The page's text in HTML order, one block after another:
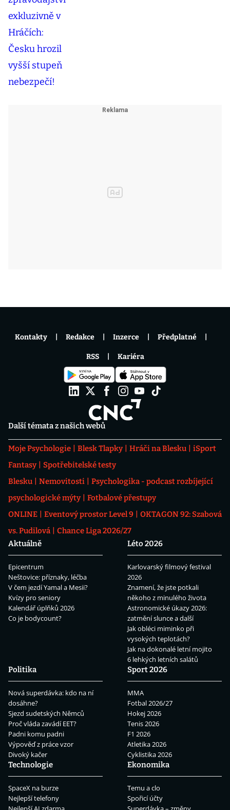
Další témata z našich webů
Moje Psychologie Blesk Tlapky Hráči na Blesku
iSport
Fantasy
Spotřebitelské testy
Blesku
Nemovitosti
Psychologika - podcast rozbíjející
psychologické mýty
Fotbalové přestupy
ONLINE
Eventový prostor Level 9
OKTAGON 92: Szabová
vs. Pudilová
Chance Liga 2026/27
Aktuálně
Epicentrum
Neštovice: příznaky, léčba
V čem jezdí Yamal a Mesii?
Kvízy pro seniory
Kalendář úplňků 2026
Co je bodycount?
Léto 2026
Karlovarský filmový festival
2026
Znamení, že jste potkali
někoho z minulého života
Astronomické úkazy 2026:
zatmění slunce a další
Jak obléci miminko při
vysokých teplotách?
Jak na dokonalé letní mojito
6 lehkých letních salátů
Politika
Nová superdávka: kdo na ní
dosáhne?
Sjezd sudetských Němců
Proč vláda zavádí EET?
Padni komu padni
Výpověď z práce vzor
Divoký kačer
Sport 2026
MMA
Fotbal 2026/27
Hokej 2026
Tenis 2026
F1 2026
Atletika 2026
Cyklistika 2026
Technologie
SpaceX na burze
Nejlepší telefony
Ekonomika
Temu a clo
Spořicí účty
Kontakty Redakce Inzerce Předplatné
RSS Kariéra